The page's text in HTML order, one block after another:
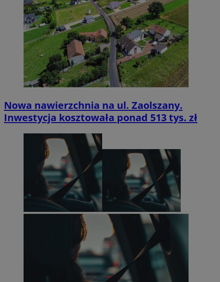
Nowa nawierzchnia na ul. Zaolszany.
Inwestycja kosztowała ponad 513 tys. zł